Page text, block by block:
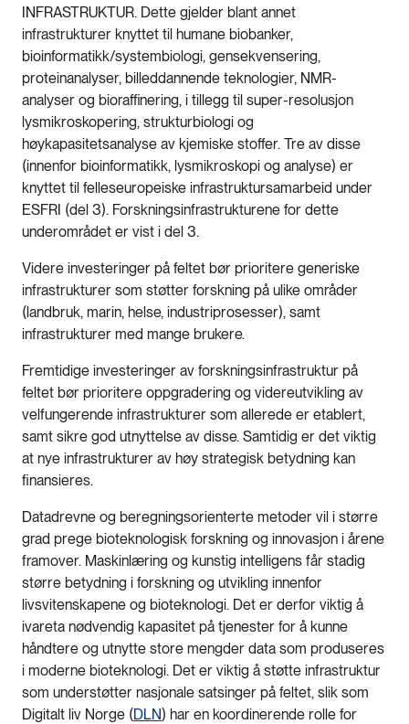
INFRASTRUKTUR. Dette gjelder blant annet
infrastrukturer knyttet til humane biobanker,
bioinformatikk/systembiologi, gensekvensering,
proteinanalyser, billeddannende teknologier, NMR-
analyser og bioraffinering, i tillegg til super-resolusjon
lysmikroskopering, strukturbiologi og
høykapasitetsanalyse av kjemiske stoffer. Tre av disse
(innenfor bioinformatikk, lysmikroskopi og analyse) er
knyttet til felleseuropeiske infrastruktursamarbeid under
ESFRI (del 3). Forskningsinfrastrukturene for dette
underområdet er vist i del 3.
Videre investeringer på feltet bør prioritere generiske
infrastrukturer som støtter forskning på ulike områder
(landbruk, marin, helse, industriprosesser), samt
infrastrukturer med mange brukere.
Fremtidige investeringer av forskningsinfrastruktur på
feltet bør prioritere oppgradering og videreutvikling av
velfungerende infrastrukturer som allerede er etablert,
samt sikre god utnyttelse av disse. Samtidig er det viktig
at nye infrastrukturer av høy strategisk betydning kan
finansieres.
Datadrevne og beregningsorienterte metoder vil i større
grad prege bioteknologisk forskning og innovasjon i årene
framover. Maskinlæring og kunstig intelligens får stadig
større betydning i forskning og utvikling innenfor
livsvitenskapene og bioteknologi. Det er derfor viktig å
ivareta nødvendig kapasitet på tjenester for å kunne
håndtere og utnytte store mengder data som produseres
i moderne bioteknologi. Det er viktig å støtte infrastruktur
som understøtter nasjonale satsinger på feltet, slik som
Digitalt liv Norge (DLN) har en koordinerende rolle for